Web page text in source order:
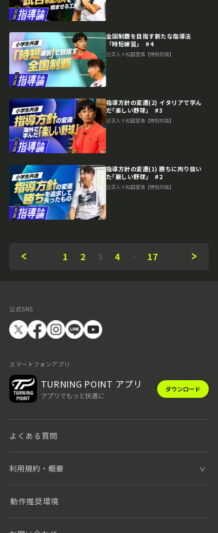
全国制覇を目指す新たな指導法
「時短練習｣ #4
辻正人×松田宣浩【特別対談】
指導方針の変遷(2) イタリアで学ん
だ｢楽しい野球｣ #3
辻正人×松田宣浩【特別対談】
指導方針の変遷(1) 勝ちに拘り抜い
た｢厳しい野球｣ #2
辻正人×松田宣浩【特別対談】
1 2 3 4 17
公式SNS
スマートフォンアプリ
TURNING POINT アプリ
アプリでもっと快適に
ダウンロード
よくある質問
利用規約・概要
動作推奨環境